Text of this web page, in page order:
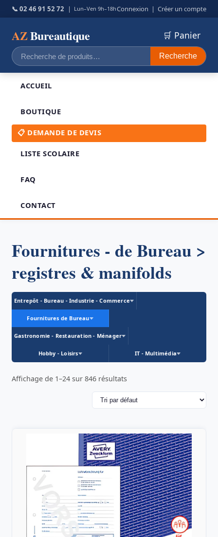
📞 02 46 91 52 72 | Lun–Ven 9h–18hConnexion | Créer un compte
AZBureautique
Recherche
pour :
Recherche
🛒 Panier
ACCUEIL
BOUTIQUE
📋 DEMANDE DE DEVIS
LISTE SCOLAIRE
FAQ
CONTACT
Fournitures - de Bureau >
registres & manifolds
Entrepôt - Bureau - Industrie - Commerce
Fournitures de Bureau
Gastronomie - Restauration - Ménager
Hobby - Loisirs IT - Multimédia
Affichage de 1–24 sur 846 résultats